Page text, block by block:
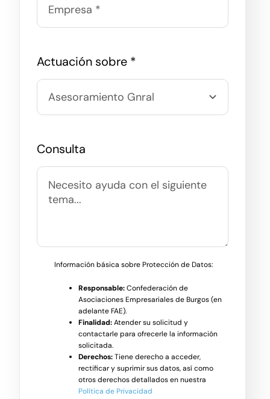
Actuación sobre *
Consulta
Información básica sobre Protección de Datos:
Responsable:Confederación de
Asociaciones Empresariales de Burgos (en
adelante FAE).
Finalidad:Atender su solicitud y
contactarle para ofrecerle la información
solicitada.
Derechos:Tiene derecho a acceder,
rectificar y suprimir sus datos, así como
otros derechos detallados en nuestra
Política de Privacidad